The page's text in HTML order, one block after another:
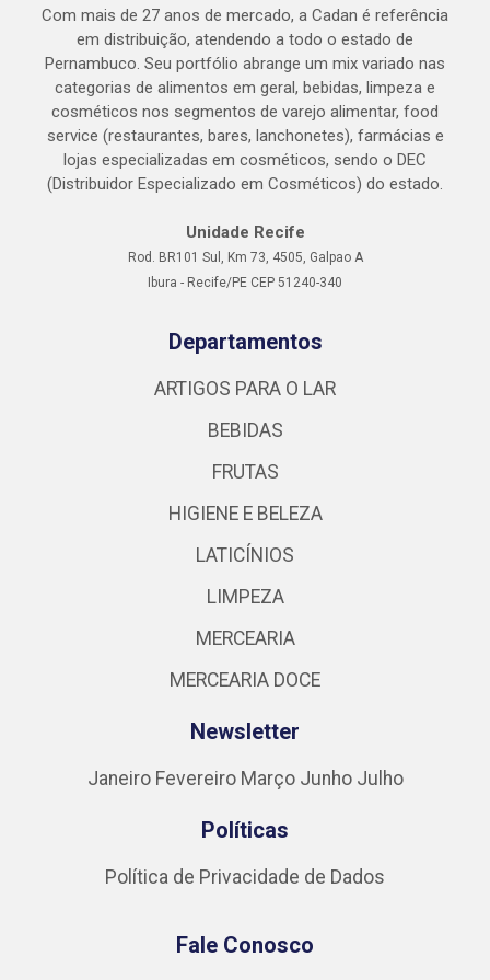
Com mais de 27 anos de mercado, a Cadan é referência
em distribuição, atendendo a todo o estado de
Pernambuco. Seu portfólio abrange um mix variado nas
categorias de alimentos em geral, bebidas, limpeza e
cosméticos nos segmentos de varejo alimentar, food
service (restaurantes, bares, lanchonetes), farmácias e
lojas especializadas em cosméticos, sendo o DEC
(Distribuidor Especializado em Cosméticos) do estado.
Unidade Recife
Rod. BR101 Sul, Km 73, 4505, Galpao A
Ibura - Recife/PE CEP 51240-340
Departamentos
ARTIGOS PARA O LAR
BEBIDAS
FRUTAS
HIGIENE E BELEZA
LATICÍNIOS
LIMPEZA
MERCEARIA
MERCEARIA DOCE
Newsletter
Janeiro Fevereiro Março Junho Julho
Políticas
Política de Privacidade de Dados
Fale Conosco